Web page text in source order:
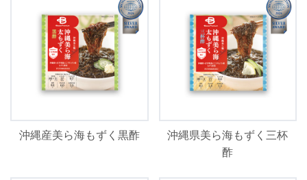
沖縄産美ら海もずく黒酢
沖縄県美ら海もずく三杯
酢